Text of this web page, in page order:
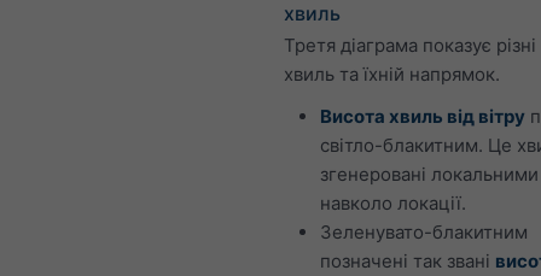
хвиль
Третя діаграма показує
хвиль та їхній напрямок.
Висота хвиль від вітру
світло-блакитним. Це
згенеровані
навколо локації.
Зеленувато-блакитним
позначені так звані